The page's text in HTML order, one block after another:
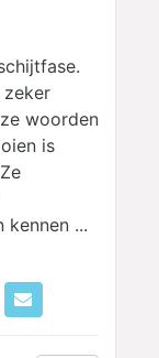
woorden
is
kennen ...